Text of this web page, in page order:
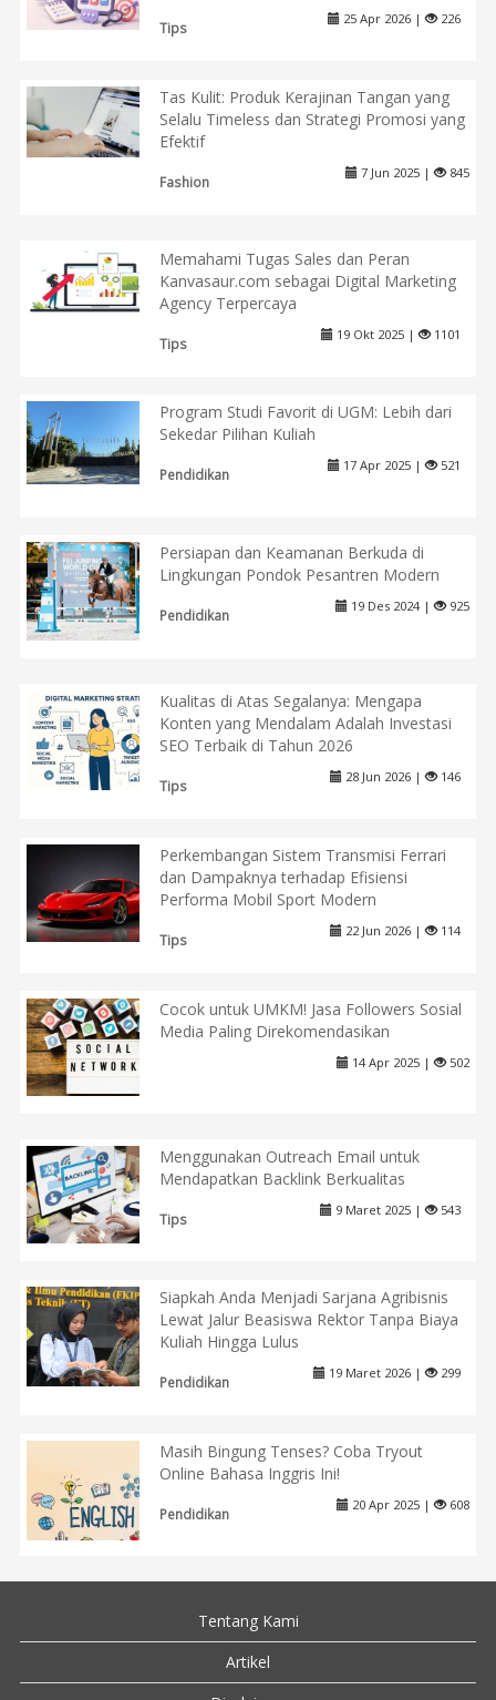
Tips
25 Apr 2026 | 226
Tas Kulit: Produk Kerajinan Tangan yang
Selalu Timeless dan Strategi Promosi yang
Efektif
Fashion
7 Jun 2025 | 845
Memahami Tugas Sales dan Peran
Kanvasaur.com sebagai Digital Marketing
Agency Terpercaya
Tips
19 Okt 2025 | 1101
Program Studi Favorit di UGM: Lebih dari
Sekedar Pilihan Kuliah
Pendidikan
17 Apr 2025 | 521
Persiapan dan Keamanan Berkuda di
Lingkungan Pondok Pesantren Modern
Pendidikan
19 Des 2024 | 925
Kualitas di Atas Segalanya: Mengapa
Konten yang Mendalam Adalah Investasi
SEO Terbaik di Tahun 2026
Tips
28 Jun 2026 | 146
Perkembangan Sistem Transmisi Ferrari
dan Dampaknya terhadap Efisiensi
Performa Mobil Sport Modern
Tips
22 Jun 2026 | 114
Cocok untuk UMKM! Jasa Followers Sosial
Media Paling Direkomendasikan
14 Apr 2025 | 502
Menggunakan Outreach Email untuk
Mendapatkan Backlink Berkualitas
Tips
9 Maret 2025 | 543
Siapkah Anda Menjadi Sarjana Agribisnis
Lewat Jalur Beasiswa Rektor Tanpa Biaya
Kuliah Hingga Lulus
Pendidikan
19 Maret 2026 | 299
Masih Bingung Tenses? Coba Tryout
Online Bahasa Inggris Ini!
Pendidikan
20 Apr 2025 | 608
Tentang Kami
Artikel